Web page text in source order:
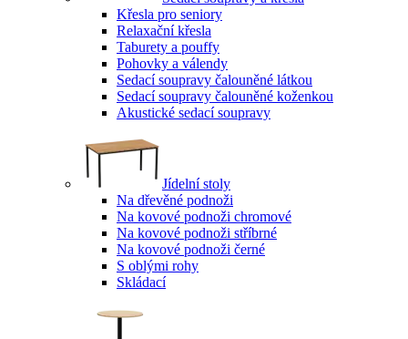
Křesla pro seniory
Relaxační křesla
Taburety a pouffy
Pohovky a válendy
Sedací soupravy čalouněné látkou
Sedací soupravy čalouněné koženkou
Akustické sedací soupravy
Jídelní stoly
Na dřevěné podnoži
Na kovové podnoži chromové
Na kovové podnoži stříbrné
Na kovové podnoži černé
S oblými rohy
Skládací